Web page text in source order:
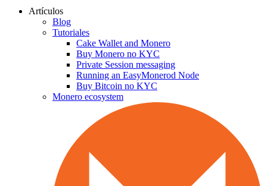
Artículos
Blog
Tutoriales
Cake Wallet and Monero
Buy Monero no KYC
Private Session messaging
Running an EasyMonerod Node
Buy Bitcoin no KYC
Monero ecosystem